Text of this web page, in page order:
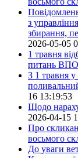
з
збирання,
2026-05-05
1 травня
питань ВПО
З 1 травня у
16 13:19:53
Щодо
2026-04-15
Про
восьмого
До уваги